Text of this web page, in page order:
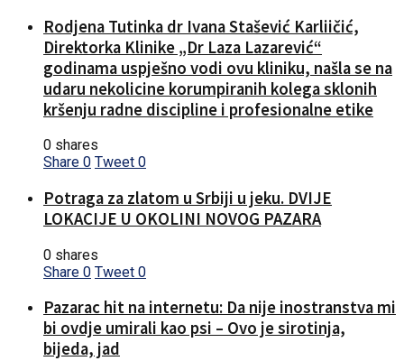
Rodjena Tutinka dr Ivana Stašević Karliičić,
Direktorka Klinike „Dr Laza Lazarević“
godinama uspješno vodi ovu kliniku, našla se na
udaru nekolicine korumpiranih kolega sklonih
kršenju radne discipline i profesionalne etike
0 shares
Share 0 Tweet 0
Potraga za zlatom u Srbiji u jeku. DVIJE
LOKACIJE U OKOLINI NOVOG PAZARA
0 shares
Share 0 Tweet 0
Pazarac hit na internetu: Da nije inostranstva mi
bi ovdje umirali kao psi – Ovo je sirotinja,
bijeda, jad